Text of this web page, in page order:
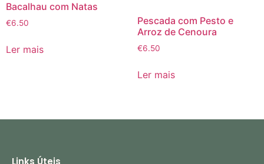
Bacalhau com Natas
€6.50
Ler mais
Pescada com Pesto e
Arroz de Cenoura
€6.50
Ler mais
Links Úteis